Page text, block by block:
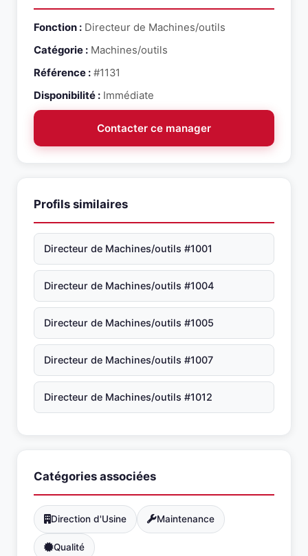
Fonction : Directeur de Machines/outils
Catégorie : Machines/outils
Référence : #1131
Disponibilité : Immédiate
Contacter ce manager
Profils similaires
Directeur de Machines/outils #1001
Directeur de Machines/outils #1004
Directeur de Machines/outils #1005
Directeur de Machines/outils #1007
Directeur de Machines/outils #1012
Catégories associées
Direction d'Usine Maintenance
Qualité